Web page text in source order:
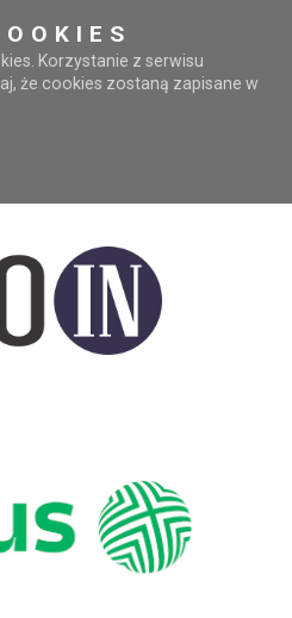
Korzystanie z serwisu
że cookies zostaną zapisane w